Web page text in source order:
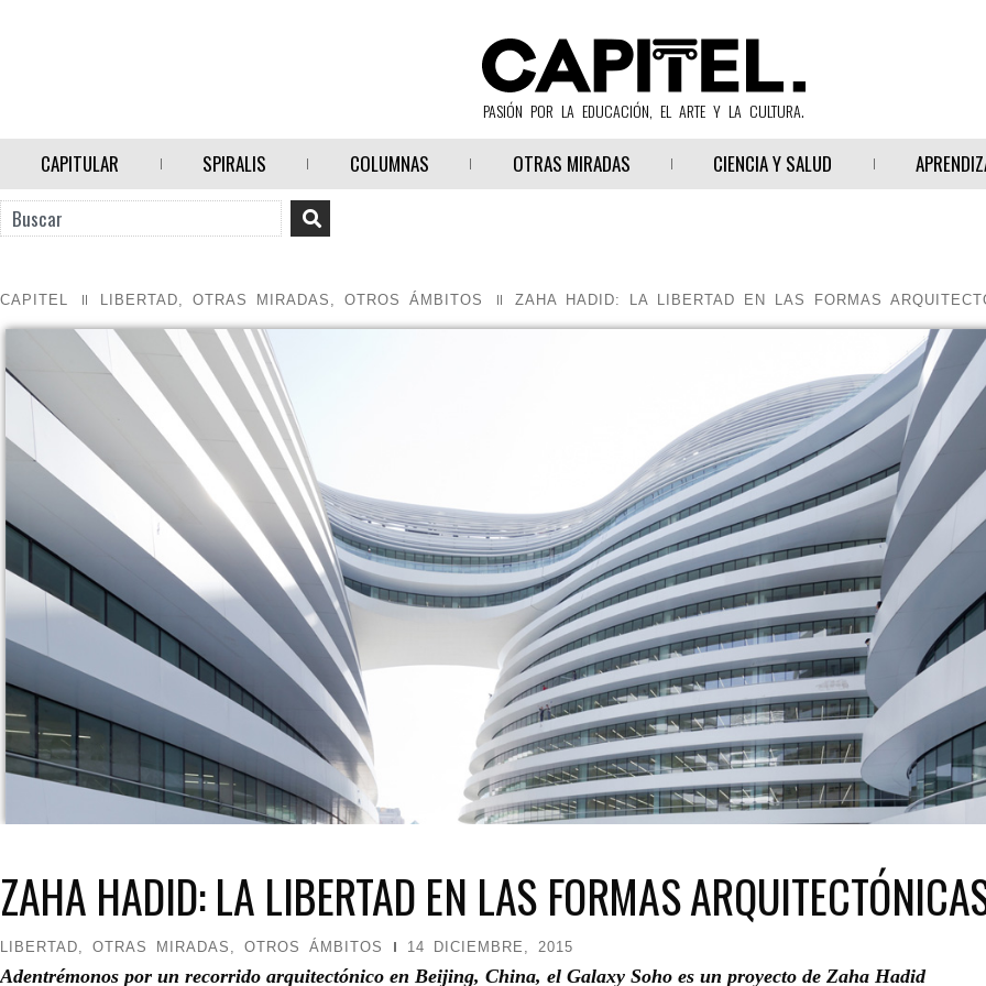
PASIÓN POR LA EDUCACIÓN, EL ARTE Y LA CULTURA.
CAPITULAR SPIRALIS COLUMNAS OTRAS MIRADAS CIENCIA Y SALUD
CAPITEL LIBERTAD, OTRAS MIRADAS, OTROS ÁMBITOS ZAHA HADID: LA LIBERTAD EN LAS FORMAS
ZAHA HADID: LA LIBERTAD EN LAS FORMAS
LIBERTAD, OTRAS MIRADAS, OTROS ÁMBITOS 14 DICIEMBRE, 2015
Adentrémonos por un recorrido arquitectónico en Beijing, China, el Galaxy Soho es un proyecto de Zaha Hadid